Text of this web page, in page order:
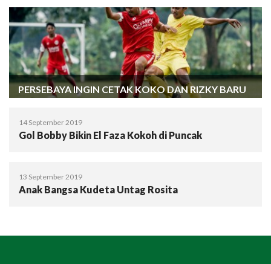
PERSEBAYA INGIN CETAK KOKO DAN RIZKY BARU
14 September 2019
Gol Bobby Bikin El Faza Kokoh di Puncak
13 September 2019
Anak Bangsa Kudeta Untag Rosita